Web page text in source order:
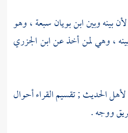
لأن بينه وبينابن بويانسبعة ، وهو
، وهي لمن أخذ عنابن الجزري
الحديث ; تقسيم القراء أحوال
ووجه .